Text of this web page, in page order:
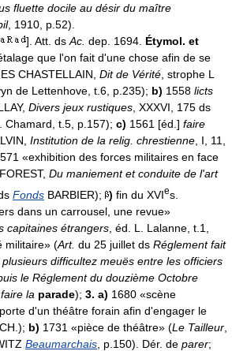
fluette docile au désir du maître
, 1910, p.52).
]. Att. dsAc. dep. 1694. Étymol. et
que l'on fait d'une chose afin de se
CHASTELLAIN, Dit de Vérité, strophe L
de Lettenhove, t.6, p.235); b) 1558 licts
Divers jeux rustiques, XXXVI, 175 ds
Chamard, t.5, p.157); c) 1561 [éd.] faire
Institution de la relig. chrestienne, I, 11,
«exhibition des forces militaires en face
Du maniement et conduite de l'art
Fonds BARBIER); ) fin du XVIes.
dans un carrousel, une revue»
capitaines étrangers , éd. L. Lalanne, t.1,
militaire» (Art. du 25 juillet ds Réglement fait
difficultez meuës entre les officiers
le Réglement du douzième Octobre
faire la parade); 3. a) 1680 «scène
d'un théâtre forain afin d'engager le
b) 1731 «pièce de théâtre» (Le Tailleur
Beaumarchais , p.150). Dér. de parer;